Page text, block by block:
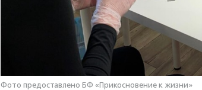
Фото предоставлено БФ «Прикосновение к жизни»